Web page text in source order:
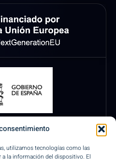
utilizamos tecnologías como las
a la información del dispositivo. El